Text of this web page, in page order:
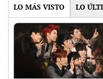
LO MÁS VISTO LO